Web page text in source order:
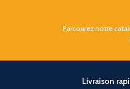
Parcourez notre
Livraison